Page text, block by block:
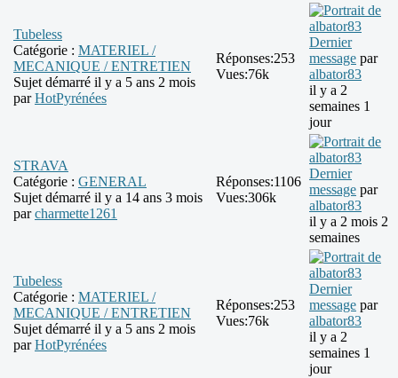
Tubeless
Catégorie : MATERIEL /
MECANIQUE / ENTRETIEN
Sujet démarré il y a 5 ans 2 mois
parHotPyrénées
Réponses:253
Vues:76k
Dernier
message par
albator83
il y a 2
semaines 1
jour
STRAVA
Catégorie : GENERAL
Sujet démarré il y a 14 ans 3 mois
parcharmette1261
Réponses:1106
Vues:306k
Dernier
message par
albator83
il y a 2 mois 2
semaines
Tubeless
Catégorie : MATERIEL /
MECANIQUE / ENTRETIEN
Sujet démarré il y a 5 ans 2 mois
parHotPyrénées
Réponses:253
Vues:76k
Dernier
message par
albator83
il y a 2
semaines 1
jour